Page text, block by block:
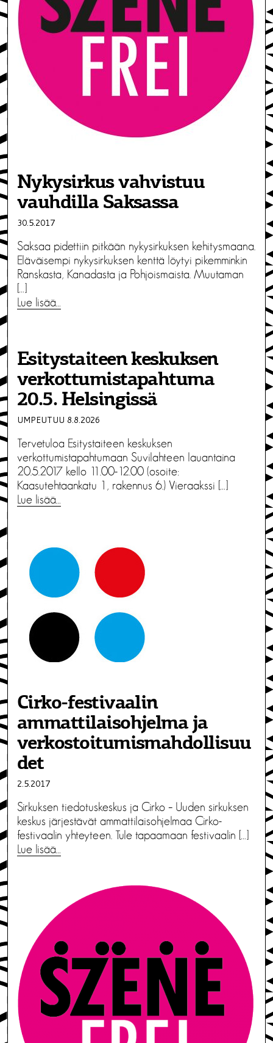
Nykysirkus vahvistuu
vauhdilla Saksassa
30.5.2017
Saksaa pidettiin pitkään nykysirkuksen kehitysmaana.
Eläväisempi nykysirkuksen kenttä löytyi pikemminkin
Ranskasta, Kanadasta ja Pohjoismaista. Muutaman
Lue lisää…
Esitystaiteen keskuksen
verkottumistapahtuma
20.5. Helsingissä
UMPEUTUU 8.8.2026
Tervetuloa Esitystaiteen keskuksen
verkottumistapahtumaan Suvilahteen lauantaina
20.5.2017 kello 11.00-12.00 (osoite:
Kaasutehtaankatu 1, rakennus 6.) Vieraakssi […]
Lue lisää…
Cirko-festivaalin
ammattilaisohjelma ja
verkostoitumismahdollisuu
det
2.5.2017
Sirkuksen tiedotuskeskus ja Cirko – Uuden sirkuksen
keskus järjestävät ammattilaisohjelmaa Cirko-
festivaalin yhteyteen. Tule tapaamaan festivaalin […]
Lue lisää…